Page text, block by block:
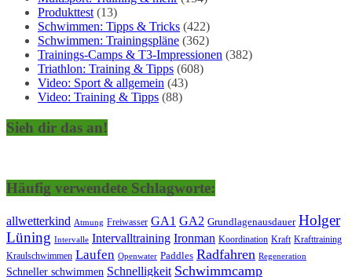
Produkttest (13)
Schwimmen: Tipps & Tricks (422)
Schwimmen: Trainingspläne (362)
Trainings-Camps & T3-Impressionen (382)
Triathlon: Training & Tipps (608)
Video: Sport & allgemein (43)
Video: Training & Tipps (88)
Sieh dir das an!
Häufig verwendete Schlagworte:
allwetterkind Atmung Freiwasser GA1 GA2 Grundlagenausdauer Holger
Lüning Intervalle Intervalltraining Ironman Koordination Kraft Krafttraining
Kraulschwimmen Laufen Openwater Paddles Radfahren Regeneration
Schneller schwimmen Schnelligkeit Schwimmcamp